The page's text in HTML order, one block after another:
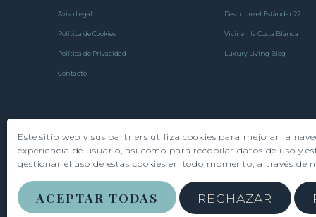
Aviso Legal
Política de Cookies
Política de Privacidad
Contacto
Descubre el Estándar 22
Vivir en la Costa Blanca
Luxury Living Blog
Este sitio web y sus partners utiliza cookies para mejorar la
experiencia de usuario, así como para recopilar datos de uso y
gestionar el uso de estas cookies en todo momento, a través de
ACEPTAR TODAS RECHAZAR